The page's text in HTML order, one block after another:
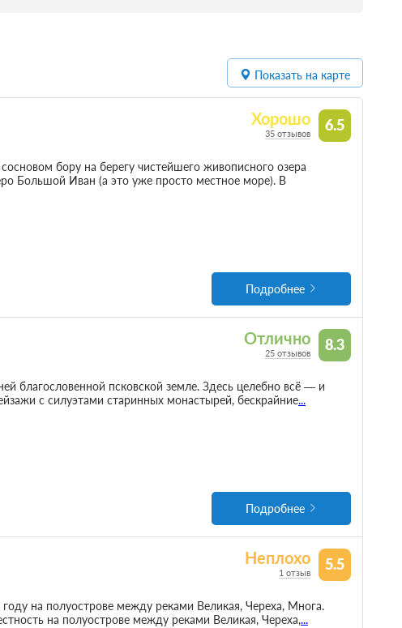
Показать на карте
6.5
Хорошо
35 отзывов
бору на берегу чистейшего живописного озера
Большой Иван (а это уже просто местное море). В
Подробнее
8.3
Отлично
25 отзывов
благословенной псковской земле. Здесь целебно всё — и
с силуэтами старинных монастырей, бескрайние...
Подробнее
5.5
Неплохо
1 отзыв
на полуострове между реками Великая, Череха, Многа.
на полуострове между реками Великая, Череха,...